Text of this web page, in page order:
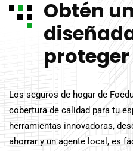
Obtén
Los seguros de hogar de
cobertura de calidad para tu
herramientas innovadoras,
ahorrar y un agente local, es